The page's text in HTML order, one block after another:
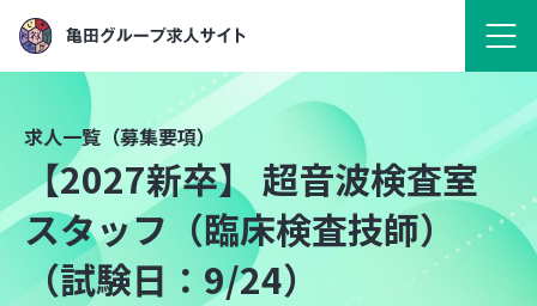
求人一覧（募集要項）
【2027新卒】 超音波検査室
スタッフ（臨床検査技師）
（試験日：9/24）